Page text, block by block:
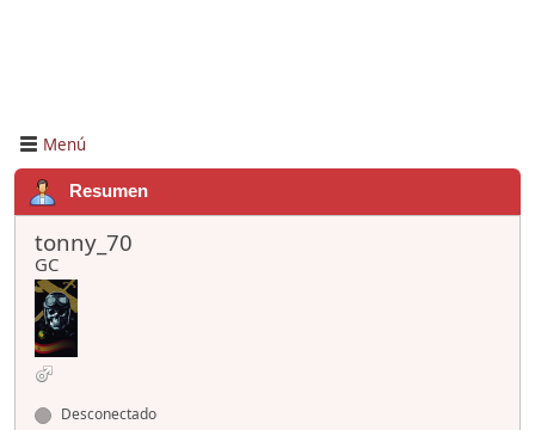
Menú
Resumen
tonny_70
GC
Desconectado